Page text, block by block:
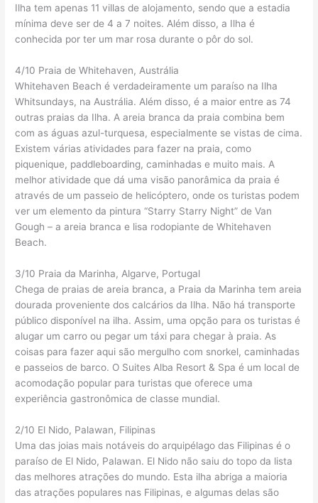
Ilha tem apenas 11 villas de alojamento, sendo que a estadia
mínima deve ser de 4 a 7 noites. Além disso, a Ilha é
conhecida por ter um mar rosa durante o pôr do sol.
4/10 Praia de Whitehaven, Austrália
Whitehaven Beach é verdadeiramente um paraíso na Ilha
Whitsundays, na Austrália. Além disso, é a maior entre as 74
outras praias da Ilha. A areia branca da praia combina bem
com as águas azul-turquesa, especialmente se vistas de cima.
Existem várias atividades para fazer na praia, como
piquenique, paddleboarding, caminhadas e muito mais. A
melhor atividade que dá uma visão panorâmica da praia é
através de um passeio de helicóptero, onde os turistas podem
ver um elemento da pintura “Starry Starry Night” de Van
Gough – a areia branca e lisa rodopiante de Whitehaven
Beach.
3/10 Praia da Marinha, Algarve, Portugal
Chega de praias de areia branca, a Praia da Marinha tem areia
dourada proveniente dos calcários da Ilha. Não há transporte
público disponível na ilha. Assim, uma opção para os turistas é
alugar um carro ou pegar um táxi para chegar à praia. As
coisas para fazer aqui são mergulho com snorkel, caminhadas
e passeios de barco. O Suites Alba Resort & Spa é um local de
acomodação popular para turistas que oferece uma
experiência gastronômica de classe mundial.
2/10 El Nido, Palawan, Filipinas
Uma das joias mais notáveis ​​do arquipélago das Filipinas é o
paraíso de El Nido, Palawan. El Nido não saiu do topo da lista
das melhores atrações do mundo. Esta ilha abriga a maioria
das atrações populares nas Filipinas, e algumas delas são